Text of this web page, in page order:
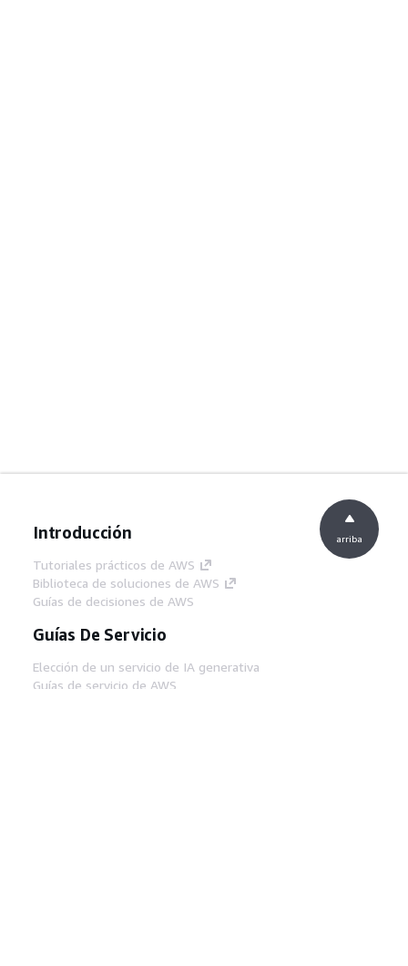
Introducción
Tutoriales prácticos de AWS
Biblioteca de soluciones de AWS
Guías de decisiones de AWS
Guías De Servicio
Elección de un servicio de IA generativa
Guías de servicio de AWS
arriba